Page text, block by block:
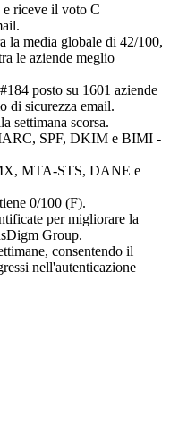
riceve il voto C
la media globale di 42/100,
le aziende meglio
posto su 1601 aziende
di sicurezza email.
settimana scorsa.
SPF, DKIM e BIMI -
MTA-STS, DANE e
0/100 (F).
per migliorare la
Group.
consentendo il
nell'autenticazione